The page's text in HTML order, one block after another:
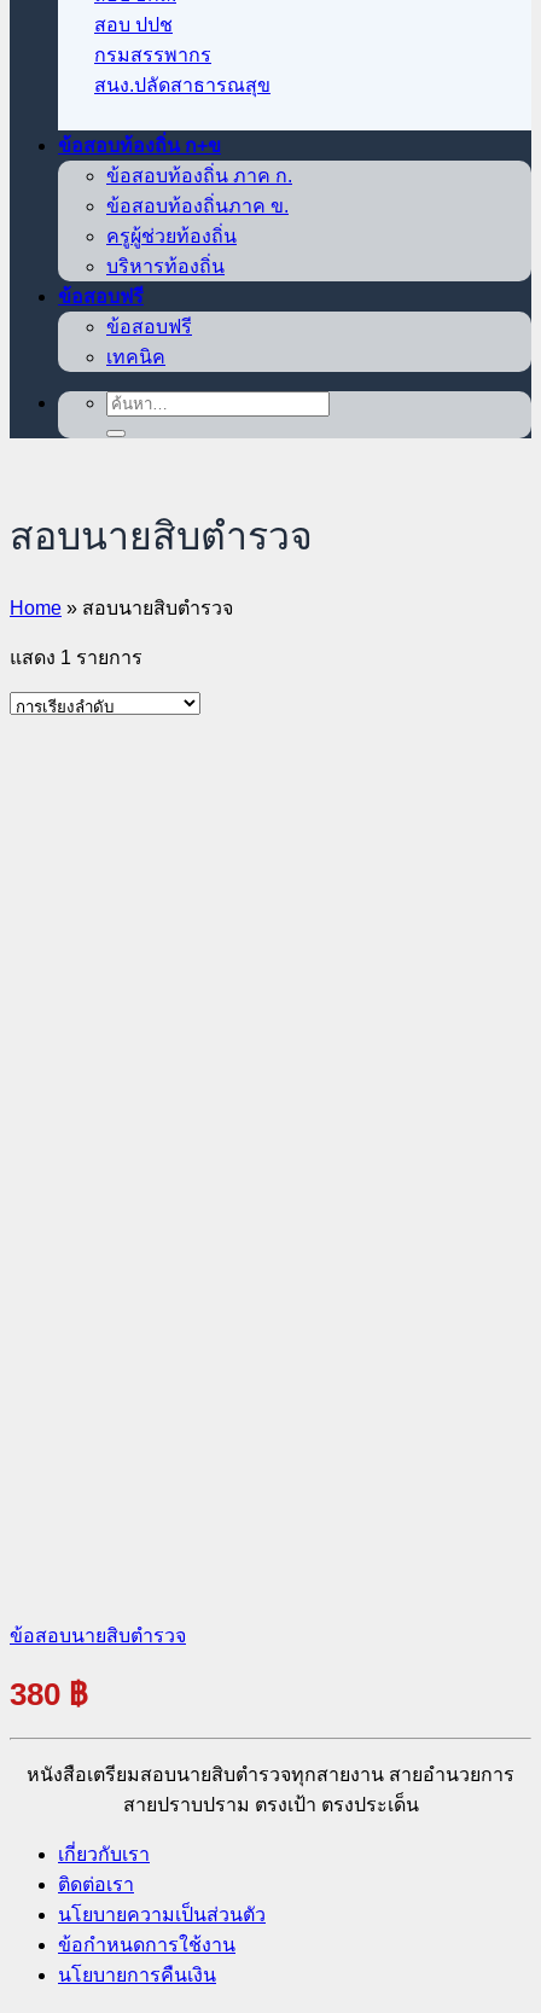
สอบ ปปช
กรมสรรพากร
สนง.ปลัดสาธารณสุข
ข้อสอบท้องถิ่น ก+ข
ข้อสอบท้องถิ่น ภาค ก.
ข้อสอบท้องถิ่นภาค ข.
ครูผู้ช่วยท้องถิ่น
บริหารท้องถิ่น
ข้อสอบฟรี
ข้อสอบฟรี
เทคนิค
ค้นหา:
สอบนายสิบตำรวจ
Home » สอบนายสิบตำรวจ
แสดง 1 รายการ
ข้อสอบนายสิบตำรวจ
380 ฿
หนังสือเตรียมสอบนายสิบตำรวจทุกสายงาน สายอำนวยการ
สายปราบปราม ตรงเป้า ตรงประเด็น
เกี่ยวกับเรา
ติดต่อเรา
นโยบายความเป็นส่วนตัว
ข้อกำหนดการใช้งาน
นโยบายการคืนเงิน